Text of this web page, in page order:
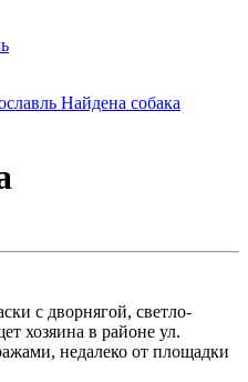
Найдена собака
с дворнягой, светло-
хозяина в районе ул.
недалеко от площадки